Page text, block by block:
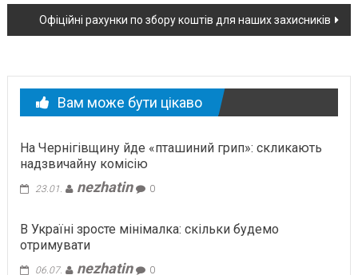
новині
Офіційні рахунки по збору коштів для наших захисників
Вам може бути цікаво
На Чернігівщину йде «пташиний грип»: скликають
надзвичайну комісію
23.01. nezhatin 0
В Україні зросте мінімалка: скільки будемо
отримувати
06.07. nezhatin 0